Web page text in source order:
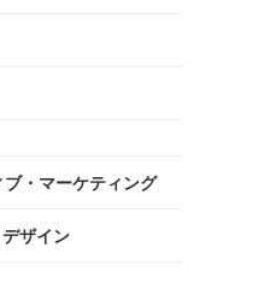
・マーケティング
ザイン